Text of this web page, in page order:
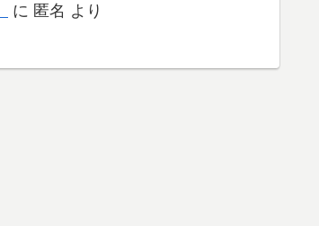
に 匿名 より